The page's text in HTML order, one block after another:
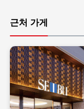
근처 가게